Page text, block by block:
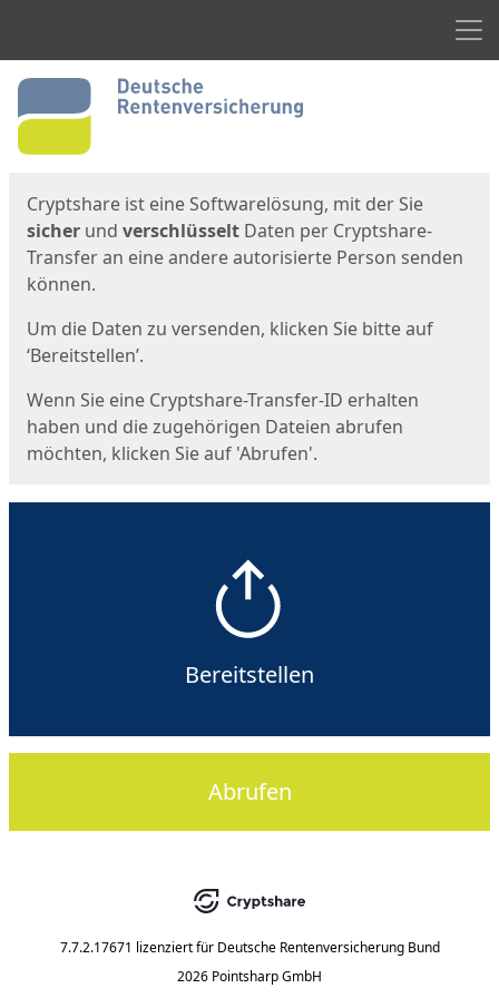
Start
Cryptshare ist eine Softwarelösung, mit der Sie
sicher und verschlüsselt Daten per Cryptshare-
Transfer an eine andere autorisierte Person senden
können.
Um die Daten zu versenden, klicken Sie bitte auf
‘Bereitstellen’.
Wenn Sie eine Cryptshare-Transfer-ID erhalten
haben und die zugehörigen Dateien abrufen
möchten, klicken Sie auf 'Abrufen'.
Bereitstellen
Abrufen
7.7.2.17671 lizenziert für Deutsche Rentenversicherung Bund
2026 Pointsharp GmbH